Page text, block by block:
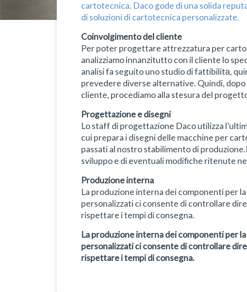
cartotecnica. Daco gode di una solida
di soluzioni di cartotecnica personalizzate.
Coinvolgimento del cliente
Per poter progettare attrezzatura per
analizziamo innanzitutto con il cliente lo
analisi fa seguito uno studio di fattibilitа,
prevedere diverse alternative. Quindi,
cliente, procediamo alla stesura del
Progettazione e disegni
Lo staff di progettazione Daco utilizza
cui prepara i disegni delle macchine per
passati al nostro stabilimento di
sviluppo e di eventuali modifiche ritenute
Produzione interna
La produzione interna dei componenti per
personalizzati ci consente di controllare
rispettare i tempi di consegna.
La produzione interna dei componenti per
personalizzati ci consente di controllare
rispettare i tempi di consegna.